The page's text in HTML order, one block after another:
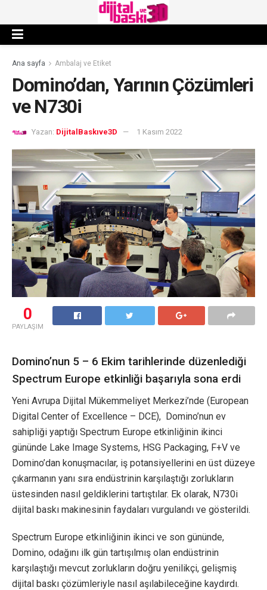
Ana sayfa Ambalaj ve Etiket
Domino’dan, Yarının Çözümleri
ve N730i
Yazan: DijitalBaskıve3D 1 Kasım 2022
0
PAYLAŞIM
Domino’nun 5 – 6 Ekim tarihlerinde düzenlediği
Spectrum Europe etkinliği başarıyla sona erdi
Yeni Avrupa Dijital Mükemmeliyet Merkezi’nde (European
Digital Center of Excellence – DCE), Domino’nun ev
sahipliği yaptığı Spectrum Europe etkinliğinin ikinci
gününde Lake Image Systems, HSG Packaging, F+V ve
Domino’dan konuşmacılar, iş potansiyellerini en üst düzeye
çıkarmanın yanı sıra endüstrinin karşılaştığı zorlukların
üstesinden nasıl geldiklerini tartıştılar. Ek olarak, N730i
dijital baskı makinesinin faydaları vurgulandı ve gösterildi.
Spectrum Europe etkinliğinin ikinci ve son gününde,
Domino, odağını ilk gün tartışılmış olan endüstrinin
karşılaştığı mevcut zorlukların doğru yenilikçi, gelişmiş
dijital baskı çözümleriyle nasıl aşılabileceğine kaydırdı.